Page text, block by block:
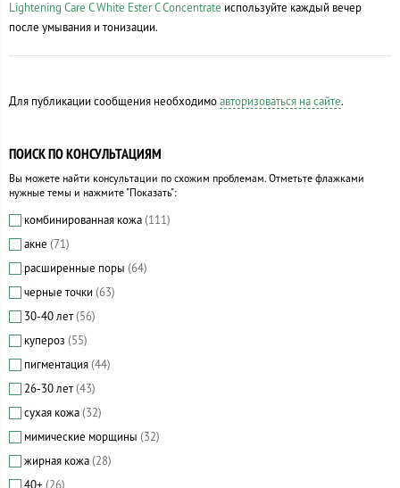
Lightening Care C White Ester C Concentrate используйте каждый вечер
после умывания и тонизации.
Для публикации сообщения необходимо авторизоваться на сайте.
ПОИСК ПО КОНСУЛЬТАЦИЯМ
Вы можете найти консультации по схожим проблемам. Отметьте флажками
нужные темы и нажмите "Показать":
комбинированная кожа (111)
акне (71)
расширенные поры (64)
черные точки (63)
30-40 лет(56)
купероз (55)
пигментация (44)
26-30 лет(43)
сухая кожа (32)
мимические морщины (32)
жирная кожа (28)
40+ (26)